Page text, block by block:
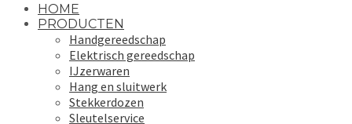
HOME
PRODUCTEN
Handgereedschap
Elektrisch gereedschap
IJzerwaren
Hang en sluitwerk
Stekkerdozen
Sleutelservice